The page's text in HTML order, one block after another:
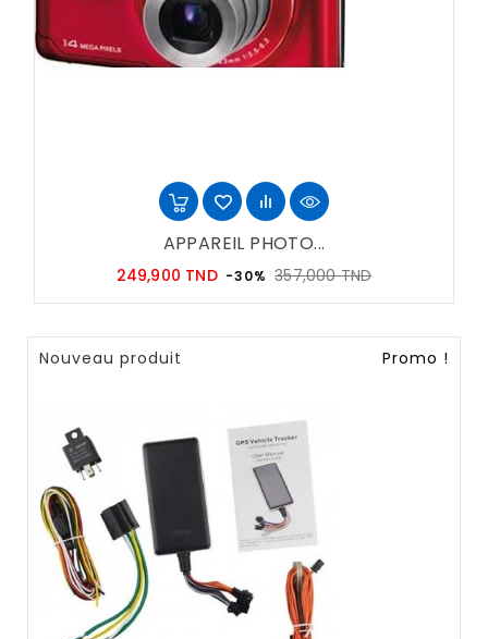
APPAREIL PHOTO...
249,900 TND Prix
-30% 357,000 TNDPrix
Promo !
Nouveau produit